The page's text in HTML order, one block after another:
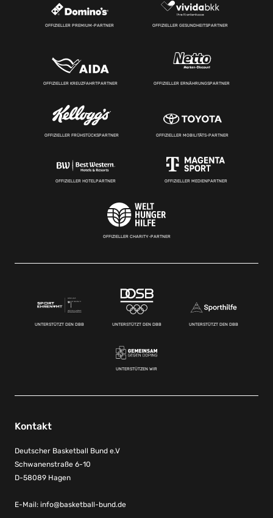
OFFIZIELLER PREMIUM-PARTNER OFFIZIELLER GESUNDHEITSPARTNER
OFFIZIELLER KREUZFAHRTPARTNER OFFIZIELLER ERNÄHRUNGSPARTNER
OFFIZIELLER FRÜHSTÜCKSPARTNER OFFIZIELLER MOBILITÄTS-PARTNER
OFFIZIELLER HOTELPARTNER OFFIZIELLER MEDIENPARTNER
OFFIZIELLER CHARITY-PARTNER
UNTERSTÜTZT DEN DBB UNTERSTÜTZT DEN DBB UNTERSTÜTZT DEN DBB
UNTERSTÜTZEN WIR
Kontakt
Deutscher Basketball Bund e.V
Schwanenstraße 6-10
D-58089 Hagen
E-Mail: info@basketball-bund.de